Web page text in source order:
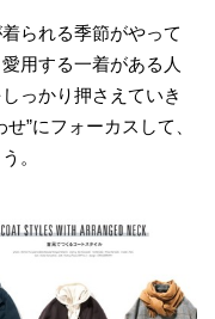
られる季節がやって
用する一着がある人
っかり押さえていき
”にフォーカスして、
。